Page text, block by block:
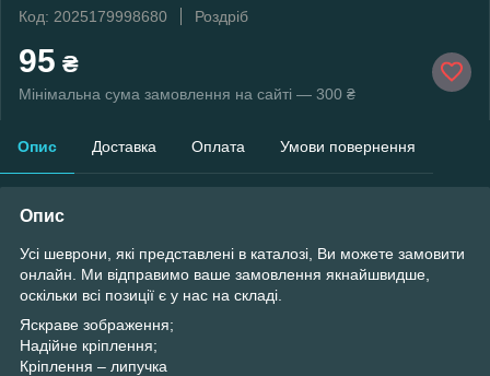
Код: 2025179998680
Роздріб
95 ₴
Мінімальна сума замовлення на сайті — 300 ₴
Опис Доставка Оплата Умови повернення
Опис
Усі шеврони, які представлені в каталозі, Ви можете замовити
онлайн. Ми відправимо ваше замовлення якнайшвидше,
оскільки всі позиції є у ​​нас на складі.
Яскраве зображення;
Надійне кріплення;
Кріплення – липучка